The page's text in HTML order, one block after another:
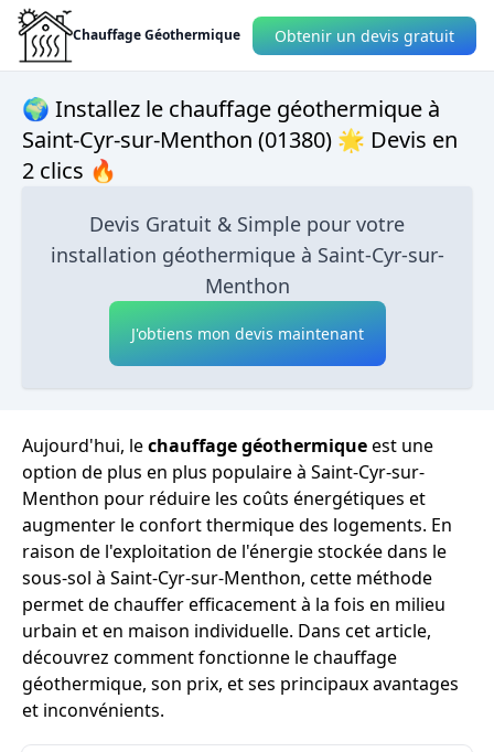
Chauffage Géothermique Obtenir un devis gratuit
🌍 Installez le chauffage géothermique à
Saint-Cyr-sur-Menthon (01380) 🌟 Devis en
2 clics 🔥
Devis Gratuit & Simple pour votre
installation géothermique à Saint-Cyr-sur-
Menthon
J'obtiens mon devis maintenant
Aujourd'hui, lechauffage géothermiqueest une
option de plus en plus populaire à Saint-Cyr-sur-
Menthon pour réduire les coûts énergétiques et
augmenter le confort thermique des logements. En
raison de l'exploitation de l'énergie stockée dans le
sous-sol à Saint-Cyr-sur-Menthon, cette méthode
permet de chauffer efficacement à la fois en milieu
urbain et en maison individuelle. Dans cet article,
découvrez comment fonctionne le chauffage
géothermique, son prix, et ses principaux avantages
et inconvénients.